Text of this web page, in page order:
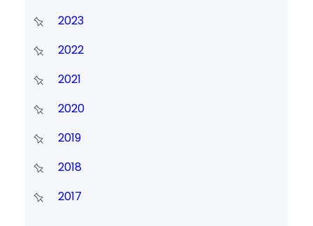
2023
2022
2021
2020
2019
2018
2017